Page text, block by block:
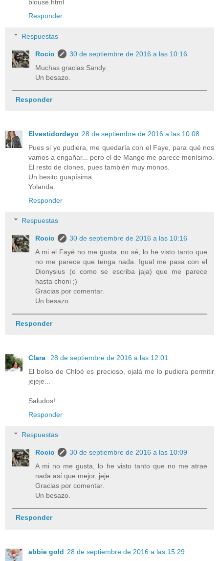
blouse.html
Responder
Respuestas
Rocio
30 de septiembre de 2016 a las 10:16
Muchas gracias Sandy.
Un besazo.
Responder
Elvestidordeyo 28 de septiembre de 2016 a las 10:08
Pues si yo pudiera, me quedaría con el Faye, para qué nos
vamos a engañar... pero el de Mango me parece monísimo.
El resto de clones, pues también muy monos.
Un besito guapísima
Yolanda.
Responder
Respuestas
Rocio
30 de septiembre de 2016 a las 10:16
A mi el Fayé no me gusta, no sé, lo he visto tanto que
no me parece que tenga nada. Igual me pasa con el
Dionysius (o como se escriba jaja) que me parece
hasta choni ;)
Gracias por comentar.
Un besazo.
Responder
Clara
28 de septiembre de 2016 a las 12:01
El bolso de Chloé es precioso, ojalá me lo pudiera permitir
jejeje...
Saludos!
Responder
Respuestas
Rocio
30 de septiembre de 2016 a las 10:09
A mi no me gusta, lo he visto tanto que no me atrae
nada así que mejor, jeje.
Gracias por comentar.
Un besazo.
Responder
abbie gold 28 de septiembre de 2016 a las 15:29